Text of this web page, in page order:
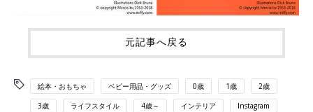
元記事へ戻る
絵本・おもちゃ ベビー用品・グッズ 0歳 1歳 2歳
3歳 ライフスタイル 4歳～ インテリア Instagram